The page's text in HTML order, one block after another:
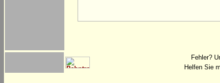
Fehler?
Helfen Sie